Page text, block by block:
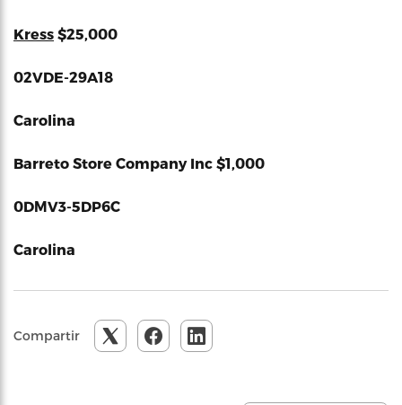
Kress $25,000
02VDE-29A18
Carolina
Barreto Store Company Inc $1,000
0DMV3-5DP6C
Carolina
Compartir